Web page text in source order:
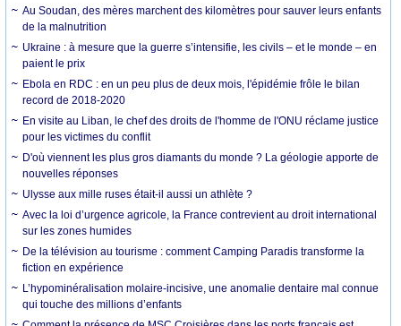
Au Soudan, des mères marchent des kilomètres pour sauver leurs enfants
de la malnutrition
Ukraine : à mesure que la guerre s’intensifie, les civils – et le monde – en
paient le prix
Ebola en RDC : en un peu plus de deux mois, l'épidémie frôle le bilan
record de 2018-2020
En visite au Liban, le chef des droits de l'homme de l'ONU réclame justice
pour les victimes du conflit
D'où viennent les plus gros diamants du monde ? La géologie apporte de
nouvelles réponses
Ulysse aux mille ruses était-il aussi un athlète ?
Avec la loi d’urgence agricole, la France contrevient au droit international
sur les zones humides
De la télévision au tourisme : comment Camping Paradis transforme la
fiction en expérience
L’hypominéralisation molaire-incisive, une anomalie dentaire mal connue
qui touche des millions d’enfants